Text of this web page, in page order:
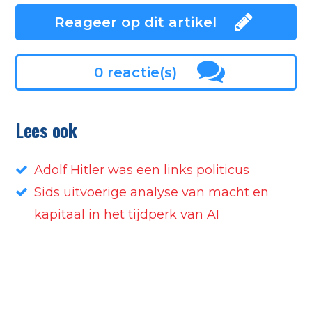
Reageer op dit artikel
0 reactie(s)
Lees ook
Adolf Hitler was een links politicus
Sids uitvoerige analyse van macht en
kapitaal in het tijdperk van AI